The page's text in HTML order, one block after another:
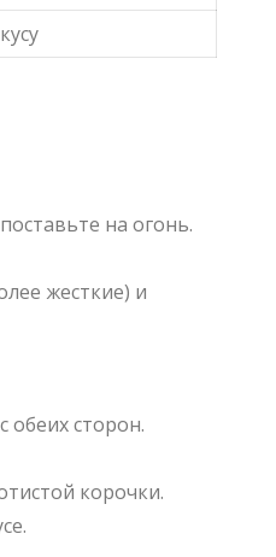
на огонь.
жесткие) и
сторон.
корочки.